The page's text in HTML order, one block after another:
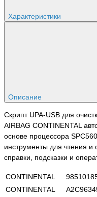
Характеристики
Описание
Скрипт UPA-USB для
AIRBAG CONTINENTAL
основе процессора
инструменты для чтения
справки, подсказки и
CONTINENTAL
CONTINENTAL